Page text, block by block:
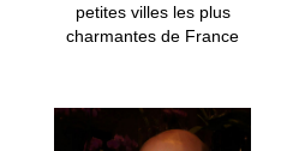
petites villes les plus
charmantes de France